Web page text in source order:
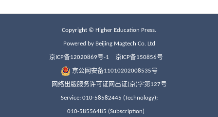
Copyright © Higher Education Press.
Powered by Beijing Magtech Co. Ltd
京ICP备12020869号-1 京ICP备150856号
京公网安备11010202008535号
网络出版服务许可证网出证(京)字第127号
Service: 010-58582445 (Technology);
010-58556485 (Subscription)